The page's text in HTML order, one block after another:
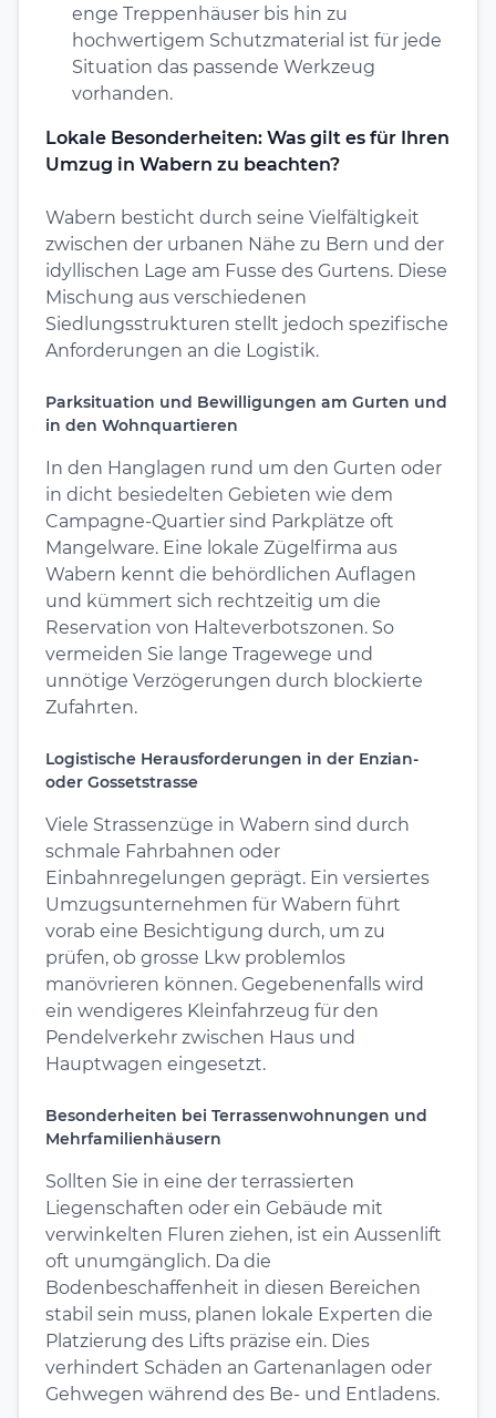
enge Treppenhäuser bis hin zu
hochwertigem Schutzmaterial ist für jede
Situation das passende Werkzeug
vorhanden.
Lokale Besonderheiten: Was gilt es für Ihren
Umzug in Wabern zu beachten?
Wabern besticht durch seine Vielfältigkeit
zwischen der urbanen Nähe zu Bern und der
idyllischen Lage am Fusse des Gurtens. Diese
Mischung aus verschiedenen
Siedlungsstrukturen stellt jedoch spezifische
Anforderungen an die Logistik.
Parksituation und Bewilligungen am Gurten und
in den Wohnquartieren
In den Hanglagen rund um den Gurten oder
in dicht besiedelten Gebieten wie dem
Campagne-Quartier sind Parkplätze oft
Mangelware. Eine lokale Zügelfirma aus
Wabern kennt die behördlichen Auflagen
und kümmert sich rechtzeitig um die
Reservation von Halteverbotszonen. So
vermeiden Sie lange Tragewege und
unnötige Verzögerungen durch blockierte
Zufahrten.
Logistische Herausforderungen in der Enzian-
oder Gossetstrasse
Viele Strassenzüge in Wabern sind durch
schmale Fahrbahnen oder
Einbahnregelungen geprägt. Ein versiertes
Umzugsunternehmen für Wabern führt
vorab eine Besichtigung durch, um zu
prüfen, ob grosse Lkw problemlos
manövrieren können. Gegebenenfalls wird
ein wendigeres Kleinfahrzeug für den
Pendelverkehr zwischen Haus und
Hauptwagen eingesetzt.
Besonderheiten bei Terrassenwohnungen und
Mehrfamilienhäusern
Sollten Sie in eine der terrassierten
Liegenschaften oder ein Gebäude mit
verwinkelten Fluren ziehen, ist ein Aussenlift
oft unumgänglich. Da die
Bodenbeschaffenheit in diesen Bereichen
stabil sein muss, planen lokale Experten die
Platzierung des Lifts präzise ein. Dies
verhindert Schäden an Gartenanlagen oder
Gehwegen während des Be- und Entladens.